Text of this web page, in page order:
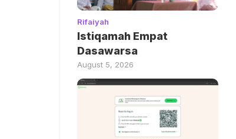
Rifaiyah
Istiqamah Empat
Dasawarsa
August 5, 2026